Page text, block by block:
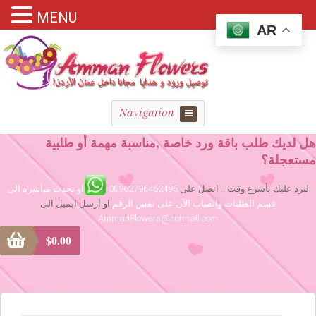
Navigation
هل لديك طلب باقة ورد خاصة ,مناسبة مهمة أو طلبية
مستعجلة؟
لنرد عليك بأسرع وقت... اتصل على 00962796462495
او تحدث مباشرة الى
قسم الطلبات واتساب الآن على نفس الرقم او أرسل ايميل الى
AmmanFlowers@hotmail.com
$0.00
AR
MENU